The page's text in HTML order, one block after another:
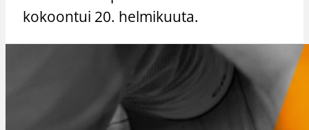
kokoontui 20. helmikuuta.